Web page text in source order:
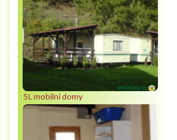
5L mobilní domy